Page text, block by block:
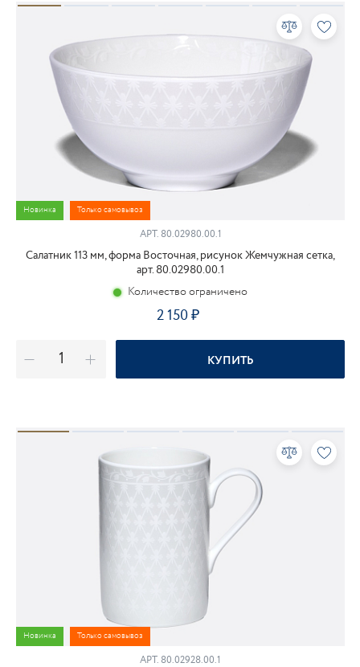
Новинка Только самовывоз
АРТ.80.02980.00.1
Салатник 113 мм, форма Восточная, рисунок Жемчужная сетка,
арт. 80.02980.00.1
Количество ограничено
2 150
КУПИТЬ
Новинка Только самовывоз
АРТ. 80.02928.00.1